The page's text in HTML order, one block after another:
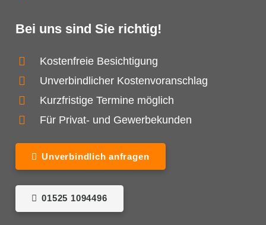
Bei uns sind Sie richtig!
Kostenfreie Besichtigung
Unverbindlicher Kostenvoranschlag
Kurzfristige Termine möglich
Für Privat- und Gewerbekunden
Unverbindlich anfragen
01525 1094496